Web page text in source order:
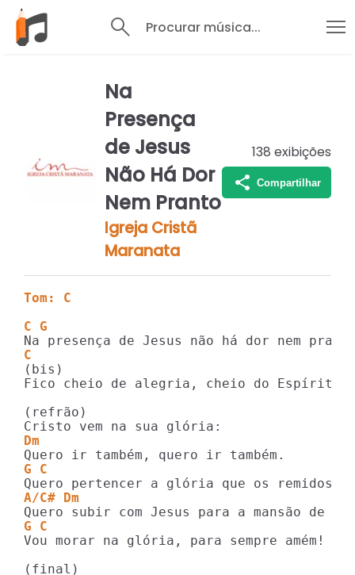
Procurar música...
Na
Presença
de Jesus
Não Há Dor
Nem Pranto
Igreja Cristã
Maranata
138 exibições
Compartilhar
Tom: C
C G
C
(bis)
Fico cheio de alegria, cheio do Espírito
(refrão)
Dm
G C
A/C# Dm
G C
Vou morar na glória, para sempre amém!